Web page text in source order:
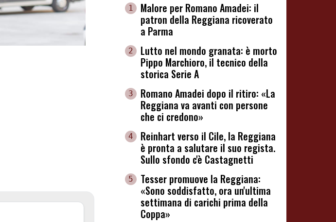
1
Malore per Romano Amadei: il
patron della Reggiana ricoverato
a Parma
2
Lutto nel mondo granata: è morto
Pippo Marchioro, il tecnico della
storica Serie A
3
Romano Amadei dopo il ritiro: «La
Reggiana va avanti con persone
che ci credono»
4
Reinhart verso il Cile, la Reggiana
è pronta a salutare il suo regista.
Sullo sfondo c'è Castagnetti
5
Tesser promuove la Reggiana:
«Sono soddisfatto, ora un'ultima
settimana di carichi prima della
Coppa»